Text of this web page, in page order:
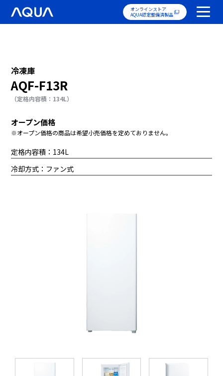
オンラインストア
AQUA認定整備済製品
冷凍庫
AQF-F13R
（定格内容積：134L）
オープン価格
※オープン価格の商品は希望小売価格を定めておりません。
定格内容積：134L
冷却方式：ファン式